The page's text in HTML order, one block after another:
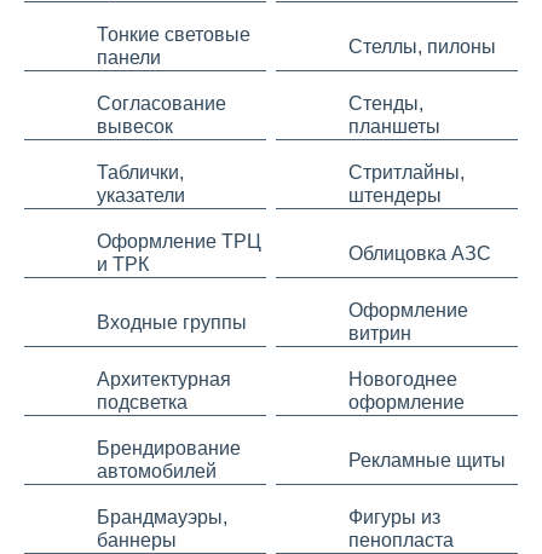
Тонкие световые
панели
Стеллы, пилоны
Согласование
вывесок
Стенды,
планшеты
Таблички,
указатели
Стритлайны,
штендеры
Оформление ТРЦ
и ТРК
Облицовка АЗС
Входные группы
Оформление
витрин
Архитектурная
подсветка
Новогоднее
оформление
Брендирование
автомобилей
Рекламные щиты
Брандмауэры,
баннеры
Фигуры из
пенопласта